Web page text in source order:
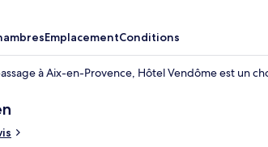
EmplacementConditions
à Aix-en-Provence, Hôtel Vendôme est un